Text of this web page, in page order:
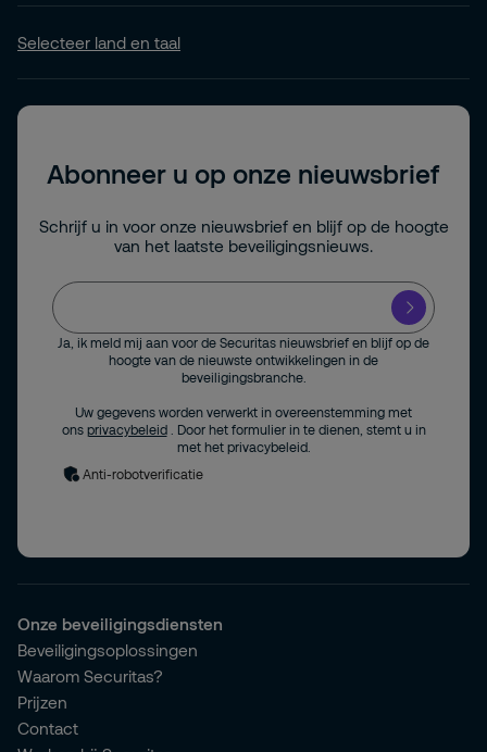
Selecteer land en taal
Abonneer u op onze nieuwsbrief
Schrijf u in voor onze nieuwsbrief en blijf op de hoogte
van het laatste beveiligingsnieuws.
Ja, ik meld mij aan voor de Securitas nieuwsbrief en blijf op de
hoogte van de nieuwste ontwikkelingen in de
beveiligingsbranche.
Uw gegevens worden verwerkt in overeenstemming met
ons privacybeleid
. Door het formulier in te dienen, stemt u in
met het privacybeleid.
Anti-robotverificatie
Onze beveiligingsdiensten
Beveiligingsoplossingen
Waarom Securitas?
Prijzen
Contact